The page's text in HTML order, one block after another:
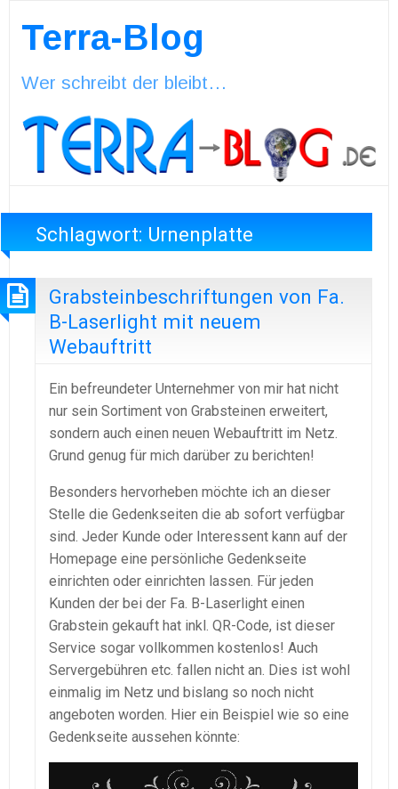
Terra-Blog
Wer schreibt der bleibt…
Schlagwort: Urnenplatte
Grabsteinbeschriftungen von Fa.
B-Laserlight mit neuem
Webauftritt
Ein befreundeter Unternehmer von mir hat nicht
nur sein Sortiment von Grabsteinen erweitert,
sondern auch einen neuen Webauftritt im Netz.
Grund genug für mich darüber zu berichten!
Besonders hervorheben möchte ich an dieser
Stelle die Gedenkseiten die ab sofort verfügbar
sind. Jeder Kunde oder Interessent kann auf der
Homepage eine persönliche Gedenkseite
einrichten oder einrichten lassen. Für jeden
Kunden der bei der Fa. B-Laserlight einen
Grabstein gekauft hat inkl. QR-Code, ist dieser
Service sogar vollkommen kostenlos! Auch
Servergebühren etc. fallen nicht an. Dies ist wohl
einmalig im Netz und bislang so noch nicht
angeboten worden. Hier ein Beispiel wie so eine
Gedenkseite aussehen könnte: